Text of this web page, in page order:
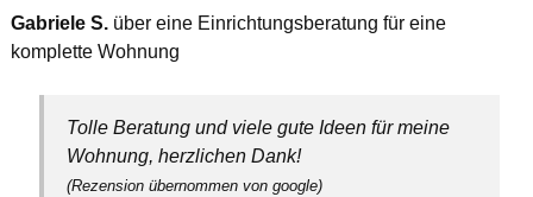
Gabriele S. über eine Einrichtungsberatung für eine
komplette Wohnung
Tolle Beratung und viele gute Ideen für meine
Wohnung, herzlichen Dank!
(Rezension übernommen von google)